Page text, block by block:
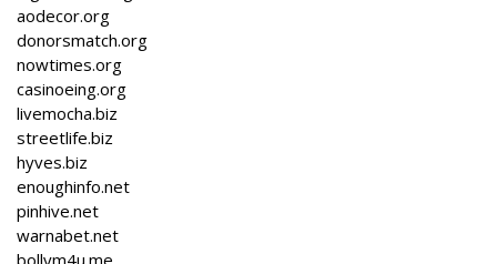
aodecor.org
donorsmatch.org
nowtimes.org
casinoeing.org
livemocha.biz
streetlife.biz
hyves.biz
enoughinfo.net
pinhive.net
warnabet.net
bollym4u.me